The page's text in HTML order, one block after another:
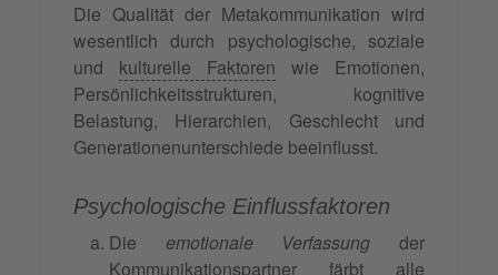
Die Qualität der Metakommunikation wird
wesentlich durch psychologische, soziale
und kulturelle Faktoren wie Emotionen,
Persönlichkeitsstrukturen, kognitive
Belastung, Hierarchien, Geschlecht und
Generationenunterschiede beeinflusst.
Psychologische Einflussfaktoren
Die emotionale Verfassungder
Kommunikationspartner färbt alle